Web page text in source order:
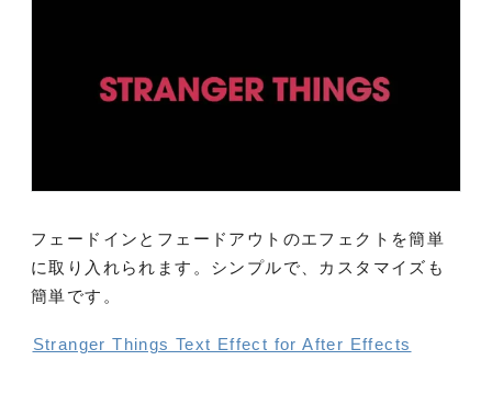
フェードインとフェードアウトのエフェクトを簡単
に取り入れられます。シンプルで、カスタマイズも
簡単です。
Stranger Things Text Effect for After Effects